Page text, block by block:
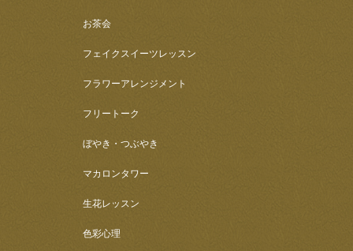
お茶会
フェイクスイーツレッスン
フラワーアレンジメント
フリートーク
ぼやき・つぶやき
マカロンタワー
生花レッスン
色彩心理